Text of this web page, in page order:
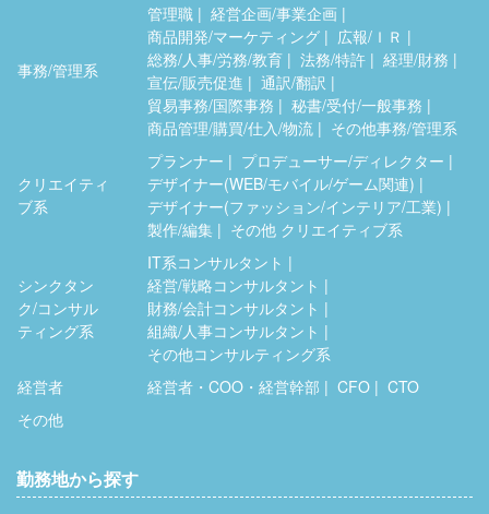
事務/管理系
管理職
経営企画/事業企画
商品開発/マーケティング
広報/ＩＲ
総務/人事/労務/教育
法務/特許
経理/財務
宣伝/販売促進
通訳/翻訳
貿易事務/国際事務
秘書/受付/一般事務
商品管理/購買/仕入/物流
その他事務/管理系
クリエイティ
ブ系
プランナー
プロデューサー/ディレクター
デザイナー(WEB/モバイル/ゲーム関連)
デザイナー(ファッション/インテリア/工業)
製作/編集
その他 クリエイティブ系
シンクタン
ク/コンサル
ティング系
IT系コンサルタント
経営/戦略コンサルタント
財務/会計コンサルタント
組織/人事コンサルタント
その他コンサルティング系
経営者
経営者・COO・経営幹部 CFO
CTO
その他
勤務地から探す